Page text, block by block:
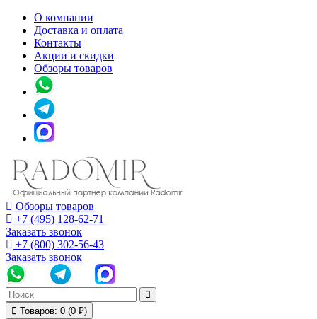
О компании
Доставка и оплата
Контакты
Акции и скидки
Обзоры товаров
Обзоры товаров
+7 (495) 128-62-71
Заказать звонок
+7 (800) 302-56-43
Заказать звонок
Товаров: 0 (0 ₽)